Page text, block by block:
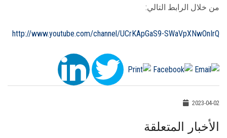
من خلال الرابط التالي:
http://www.youtube.com/channel/UCrKApGaS9-SWaVpXNwOnIrQ
2023-04-02
الأخبار المتعلقة